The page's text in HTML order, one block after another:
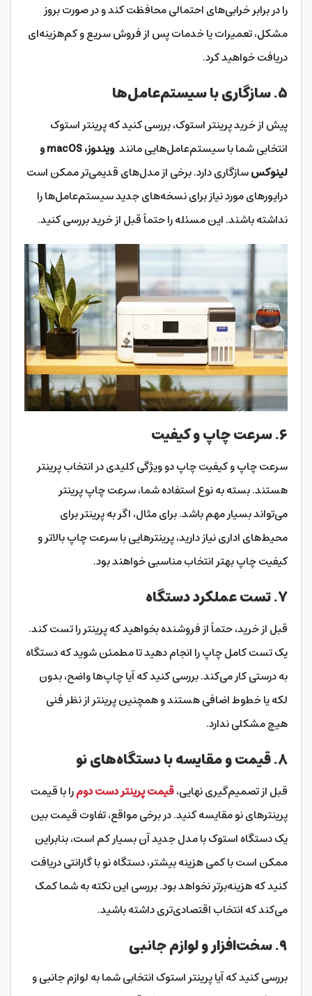
را در برابر خرابی‌های احتمالی محافظت کند و در صورت بروز
مشکل، تعمیرات یا خدمات پس از فروش سریع و کم‌هزینه‌ای
دریافت خواهید کرد.
۵. سازگاری با سیستم‌عامل‌ها
پیش از خرید پرینتر استوک، بررسی کنید که پرینتر استوک
انتخابی شما با سیستم‌عامل‌هایی مانند
ویندوز، macOS و
لینوکسسازگاری دارد. برخی از مدل‌های قدیمی‌تر ممکن است
درایورهای مورد نیاز برای نسخه‌های جدید سیستم‌عامل‌ها را
نداشته باشند. این مسئله را حتماً قبل از خرید بررسی کنید.
۶. سرعت چاپ و کیفیت
سرعت چاپ و کیفیت چاپ دو ویژگی کلیدی در انتخاب پرینتر
هستند. بسته به نوع استفاده شما، سرعت چاپ پرینتر
می‌تواند بسیار مهم باشد. برای مثال، اگر به پرینتر برای
محیط‌های اداری نیاز دارید، پرینترهایی با سرعت چاپ بالاتر و
کیفیت چاپ بهتر انتخاب مناسبی خواهند بود.
۷. تست عملکرد دستگاه
قبل از خرید، حتماً از فروشنده بخواهید که پرینتر را تست کند.
یک تست کامل چاپ را انجام دهید تا مطمئن شوید که دستگاه
به درستی کار می‌کند. بررسی کنید که آیا چاپ‌ها واضح، بدون
لکه یا خطوط اضافی هستند و همچنین پرینتر از نظر فنی
هیچ مشکلی ندارد.
۸. قیمت و مقایسه با دستگاه‌های نو
قبل از تصمیم‌گیری نهایی،قیمت پرینتر دست دومرا با قیمت
پرینترهای نو مقایسه کنید. در برخی مواقع، تفاوت قیمت بین
یک دستگاه استوک با مدل جدید آن بسیار کم است، بنابراین
ممکن است با کمی هزینه بیشتر، دستگاه نو با گارانتی دریافت
کنید که هزینه‌برتر نخواهد بود. بررسی این نکته به شما کمک
می‌کند که انتخاب اقتصادی‌تری داشته باشید.
۹. سخت‌افزار و لوازم جانبی
بررسی کنید که آیا پرینتر استوک انتخابی شما به لوازم جانبی و